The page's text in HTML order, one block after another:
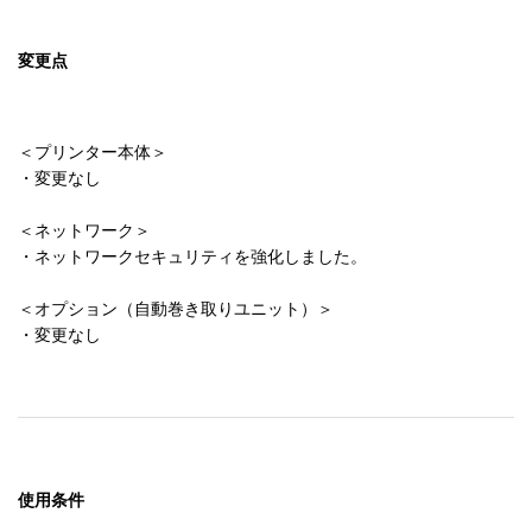
変更点
＜プリンター本体＞
・変更なし
＜ネットワーク＞
・ネットワークセキュリティを強化しました。
＜オプション（自動巻き取りユニット）＞
・変更なし
使用条件